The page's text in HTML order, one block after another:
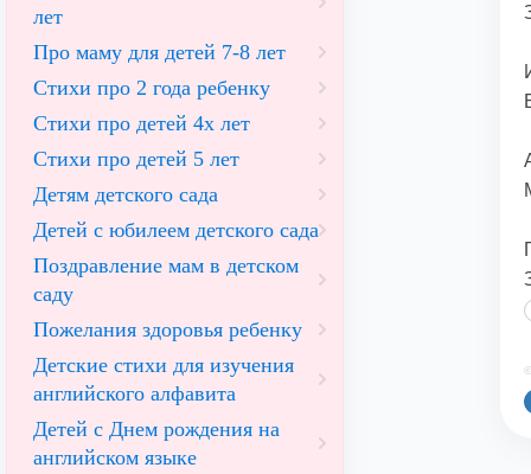
лет
Про маму для детей 7-8 лет
Стихи про 2 года ребенку
Стихи про детей 4х лет
Стихи про детей 5 лет
Детям детского сада
Детей с юбилеем детского сада
Поздравление мам в детском
саду
Пожелания здоровья ребенку
Детские стихи для изучения
английского алфавита
Детей с Днем рождения на
английском языке